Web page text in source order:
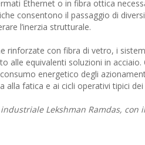
Ethernet o in fibra ottica
consentono il passaggio di
l’inerzia strutturale.
rinforzate con fibra di vetro, i
alle equivalenti soluzioni in
energetico degli
alla fatica e ai cicli operativi tipici
Lekshman Ramdas, con